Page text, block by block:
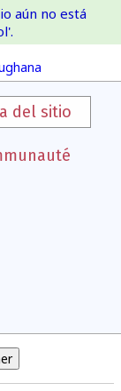
aún no está
del sitio